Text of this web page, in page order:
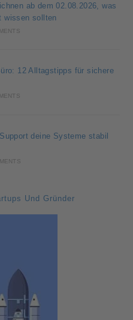
ab dem 02.08.2026, was
wissen sollten
12 Alltagstipps für sichere
deine Systeme stabil
Und Gründer